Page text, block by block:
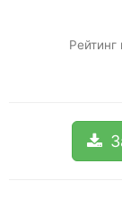
Рейтинг